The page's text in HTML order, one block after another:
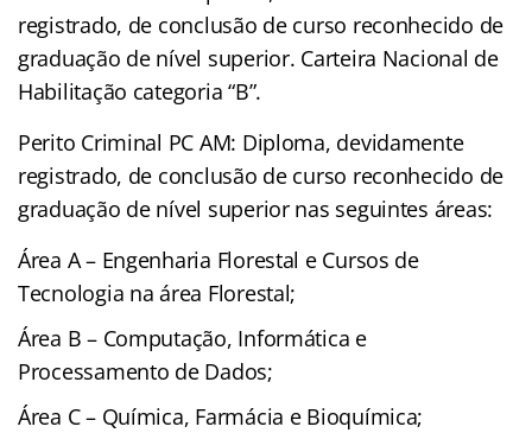
registrado, de conclusão de curso reconhecido de
graduação de nível superior. Carteira Nacional de
Habilitação categoria “B”.
Perito Criminal PC AM: Diploma, devidamente
registrado, de conclusão de curso reconhecido de
graduação de nível superior nas seguintes áreas:
Área A – Engenharia Florestal e Cursos de
Tecnologia na área Florestal;
Área B – Computação, Informática e
Processamento de Dados;
Área C – Química, Farmácia e Bioquímica;